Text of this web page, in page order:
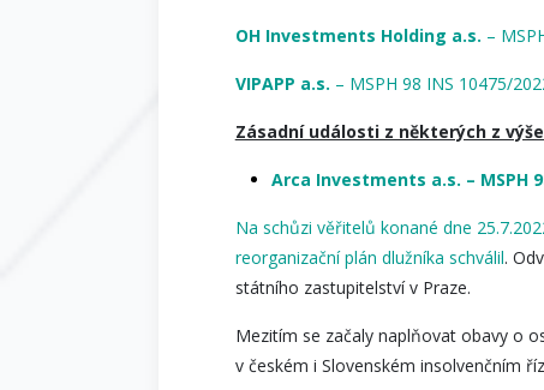
OH Investments Holding a.s. –
VIPAPP a.s. – MSPH 98 INS 10475/
Zásadní události z některých z
Arca Investments a.s. – MSPH
Na schůzi věřitelů konané dne
reorganizační plán dlužníka schválil.
státního zastupitelství v Praze.
Mezitím se začaly naplňovat obavy o
v českém i Slovenském insolvenčním